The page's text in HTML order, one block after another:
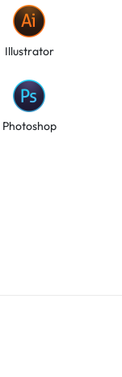
Illustrator
Photoshop